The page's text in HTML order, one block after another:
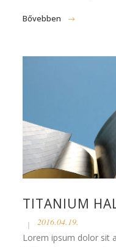
Bővebben
TITANIUM
2016.04.19.
Lorem ipsum dolor sit